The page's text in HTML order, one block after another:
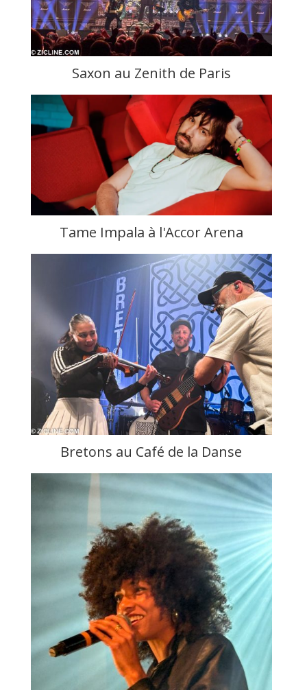
Saxon au Zenith de Paris
Tame Impala à l'Accor Arena
Bretons au Café de la Danse